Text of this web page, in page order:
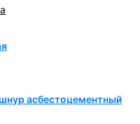
асбестоцементный